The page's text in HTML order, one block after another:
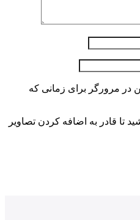
در مرورگر برای زمانی که
تا قادر به اضافه کردن تصاویر